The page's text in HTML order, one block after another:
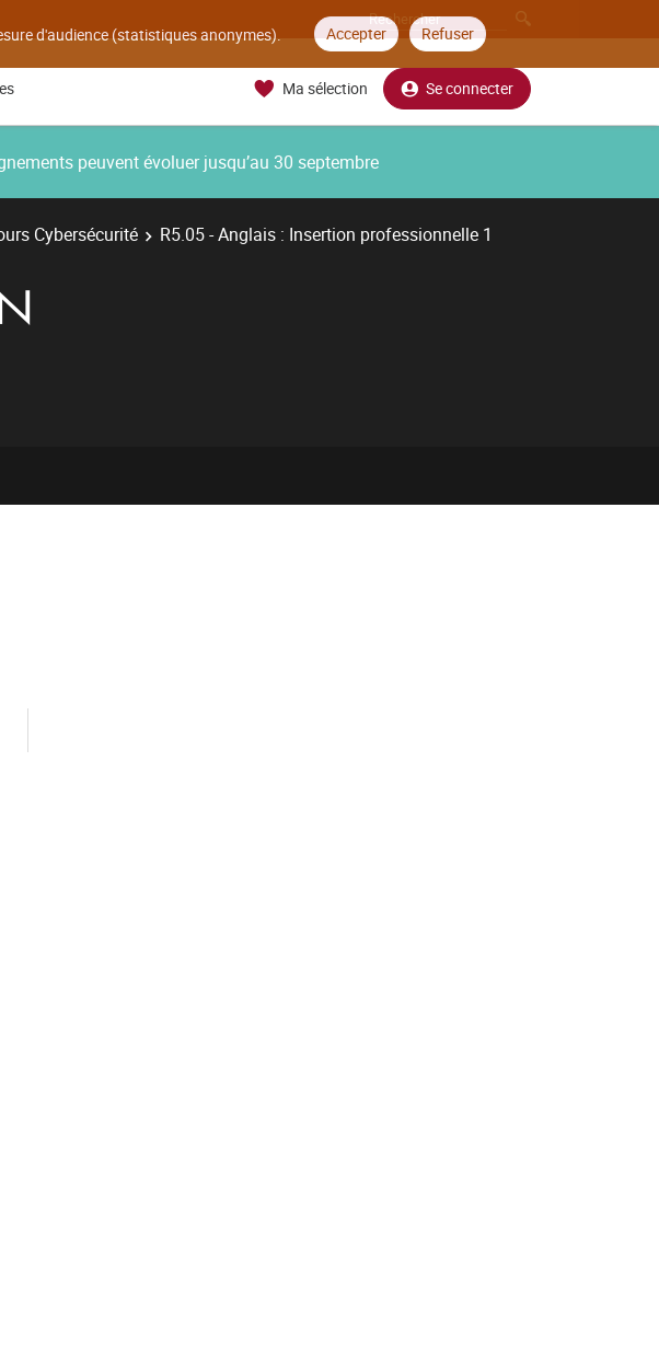
d'audience (statistiques anonymes). Accepter Refuser
Ma sélection Se connecter
peuvent évoluer jusqu’au 30 septembre
Cybersécurité R5.05 - Anglais : Insertion professionnelle 1